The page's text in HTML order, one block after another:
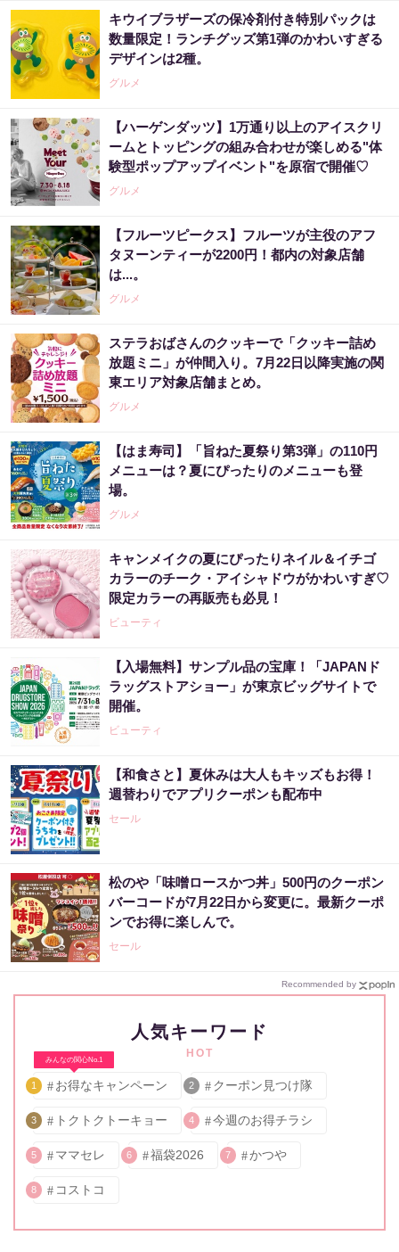
キウイブラザーズの保冷剤付き特別パックは
数量限定！ランチグッズ第1弾のかわいすぎる
デザインは2種。
グルメ
【ハーゲンダッツ】1万通り以上のアイスクリ
ームとトッピングの組み合わせが楽しめる"体
験型ポップアップイベント"を原宿で開催♡
グルメ
【フルーツピークス】フルーツが主役のアフ
タヌーンティーが2200円！都内の対象店舗
は...。
グルメ
ステラおばさんのクッキーで「クッキー詰め
放題ミニ」が仲間入り。7月22日以降実施の関
東エリア対象店舗まとめ。
グルメ
【はま寿司】「旨ねた夏祭り第3弾」の110円
メニューは？夏にぴったりのメニューも登
場。
グルメ
キャンメイクの夏にぴったりネイル＆イチゴ
カラーのチーク・アイシャドウがかわいすぎ♡
限定カラーの再販売も必見！
ビューティ
【入場無料】サンプル品の宝庫！「JAPANド
ラッグストアショー」が東京ビッグサイトで
開催。
ビューティ
【和食さと】夏休みは大人もキッズもお得！
週替わりでアプリクーポンも配布中
セール
松のや「味噌ロースかつ丼」500円のクーポン
バーコードが7月22日から変更に。最新クーポ
ンでお得に楽しんで。
セール
Recommended by
人気キーワード
HOT
みんなの関心No.1
1 お得なキャンペーン 2 クーポン見つけ隊
3 トクトクトーキョー 4 今週のお得チラシ
5 ママセレ 6 福袋2026 7 かつや
8 コストコ